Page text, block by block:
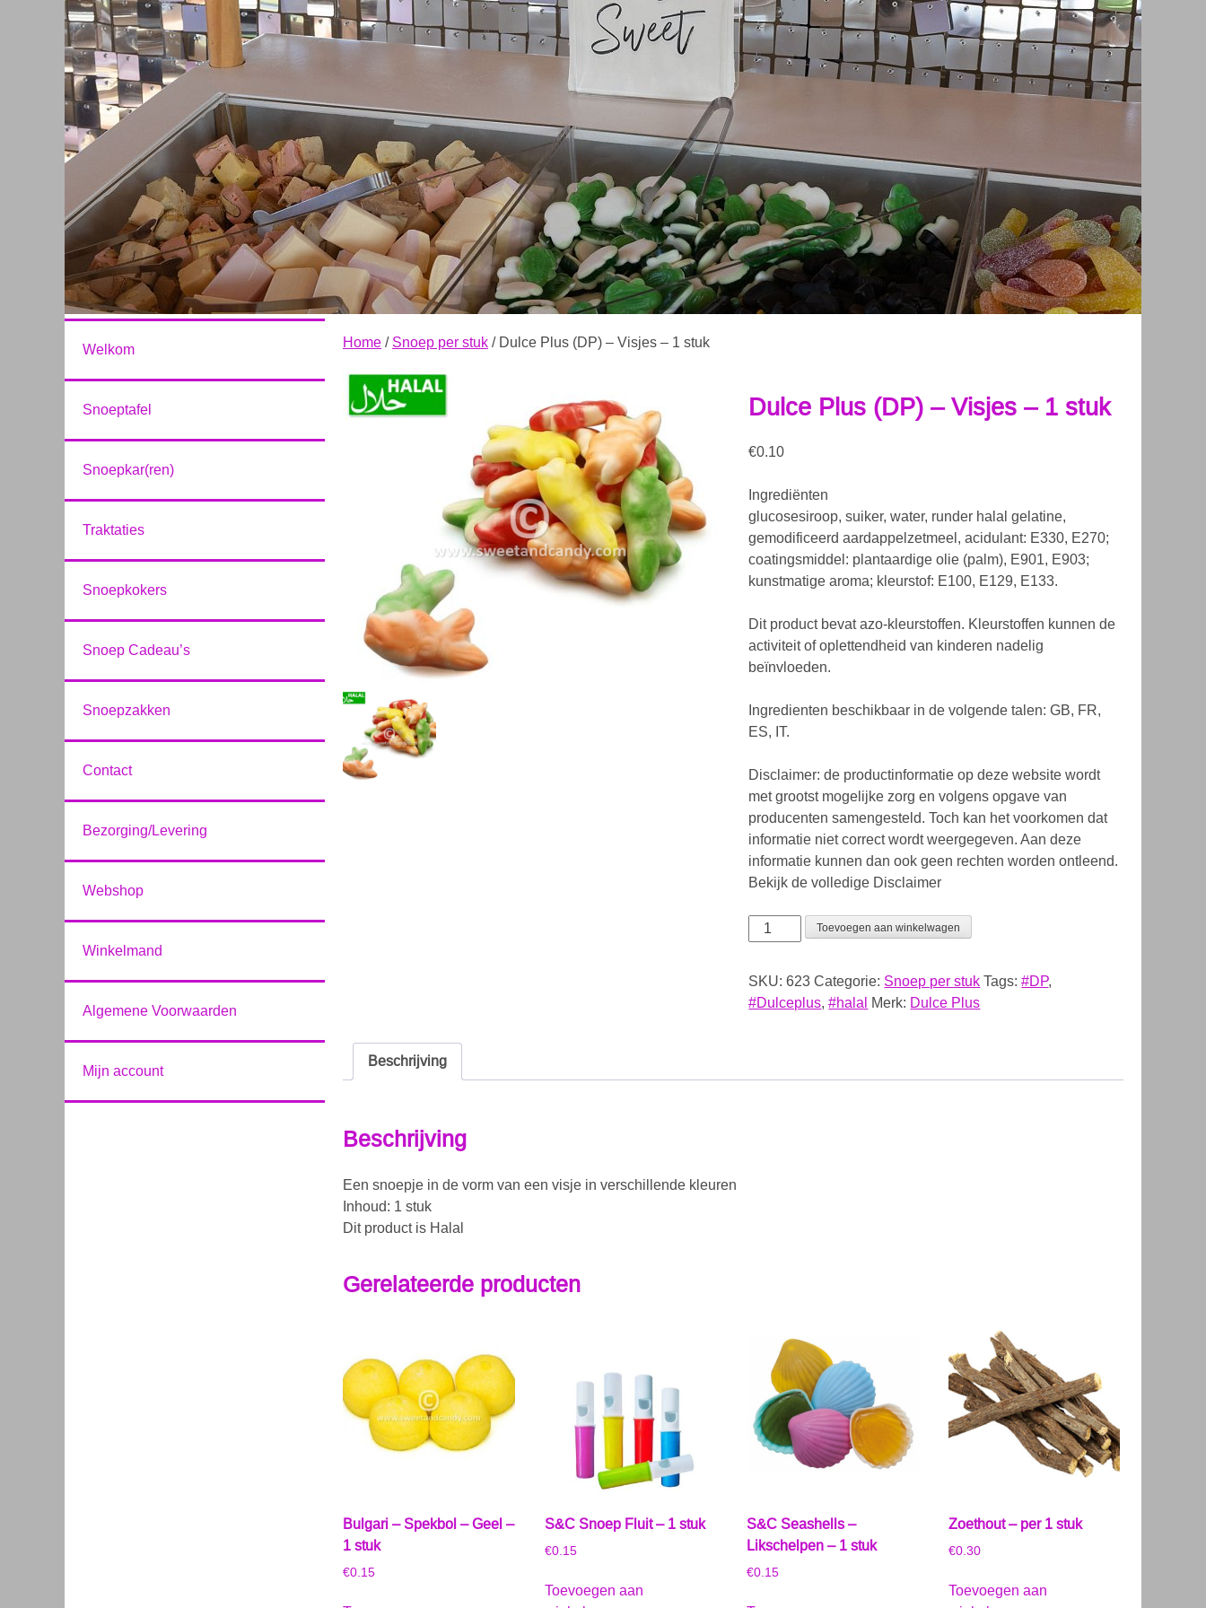
Home / Snoep per stuk / Dulce Plus (DP) – Visjes – 1 stuk
Dulce Plus (DP) – Visjes – 1 stuk
€0.10
Ingrediënten
glucosesiroop, suiker, water, runder halal gelatine,
gemodificeerd aardappelzetmeel, acidulant: E330, E270;
coatingsmiddel: plantaardige olie (palm), E901, E903;
kunstmatige aroma; kleurstof: E100, E129, E133.
Dit product bevat azo-kleurstoffen. Kleurstoffen kunnen de
activiteit of oplettendheid van kinderen nadelig
beïnvloeden.
Ingredienten beschikbaar in de volgende talen: GB, FR,
ES, IT.
Disclaimer: de productinformatie op deze website wordt
met grootst mogelijke zorg en volgens opgave van
producenten samengesteld. Toch kan het voorkomen dat
informatie niet correct wordt weergegeven. Aan deze
informatie kunnen dan ook geen rechten worden ontleend.
Bekijk de volledige Disclaimer
Toevoegen aan winkelwagen
SKU:623 Categorie: Snoep per stuk Tags:#DP,
#Dulceplus,#halal Merk: Dulce Plus
Beschrijving
Beschrijving
Een snoepje in de vorm van een visje in verschillende kleuren
Inhoud: 1 stuk
Dit product is Halal
Gerelateerde producten
Bulgari – Spekbol – Geel –
1 stuk
€0.15
S&C Snoep Fluit – 1 stuk
€0.15
Toevoegen aan
S&C Seashells –
Likschelpen – 1 stuk
€0.15
Zoethout – per 1 stuk
€0.30
Toevoegen aan
Welkom
Snoeptafel
Snoepkar(ren)
Traktaties
Snoepkokers
Snoep Cadeau’s
Snoepzakken
Contact
Bezorging/Levering
Webshop
Winkelmand
Algemene Voorwaarden
Mijn account